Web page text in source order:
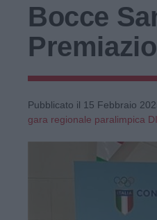
Bocce
Pubblicato il 15 Febbraio
gara regionale paralimpica